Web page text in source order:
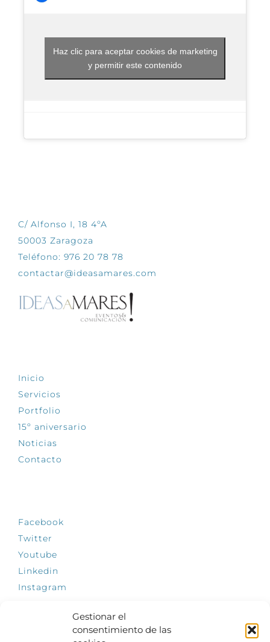
Gestionar el
consentimiento de las
Haz clic para aceptar cookies de marketing
y permitir este contenido
C/ Alfonso I, 18 4ºA
50003 Zaragoza
Teléfono: 976 20 78 78
contactar@ideasamares.com
Inicio
Servicios
Portfolio
15º aniversario
Noticias
Contacto
Facebook
Twitter
Youtube
Linkedin
Instagram